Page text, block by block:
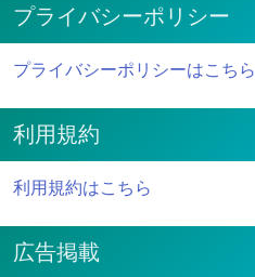
プライバシーポリシー
プライバシーポリシーはこちら
利用規約
利用規約はこちら
広告掲載